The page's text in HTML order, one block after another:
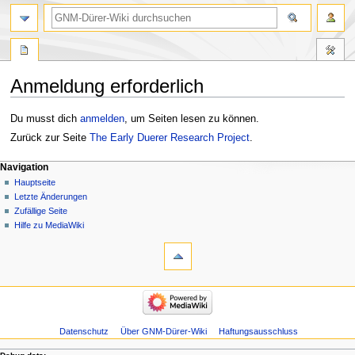
Anmeldung erforderlich
Zur
Navigation
Zur
Suche
Du musst dich anmelden, um Seiten lesen zu können.
Zurück zur Seite The Early Duerer Research Project.
Navigation
Hauptseite
Letzte Änderungen
Zufällige Seite
Hilfe zu MediaWiki
Datenschutz Über GNM-Dürer-Wiki Haftungsausschluss